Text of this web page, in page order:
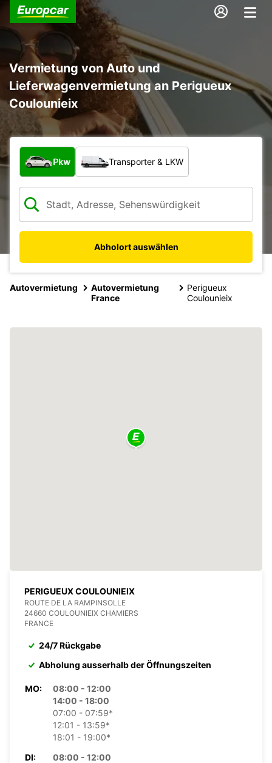
Vermietung von Auto und
Lieferwagenvermietung an Perigueux
Coulounieix
Welche Art von Fahrzeug?
Pkw Transporter & LKW
Abholort auswählen
Autovermietung
Autovermietung
France
Perigueux
Coulounieix
PERIGUEUX COULOUNIEIX
ROUTE DE LA RAMPINSOLLE
24660 COULOUNIEIX CHAMIERS
FRANCE
24/7 Rückgabe
Abholung ausserhalb der Öffnungszeiten
MO:
08:00 - 12:00
14:00 - 18:00
07:00 - 07:59*
12:01 - 13:59*
18:01 - 19:00*
DI:
08:00 - 12:00